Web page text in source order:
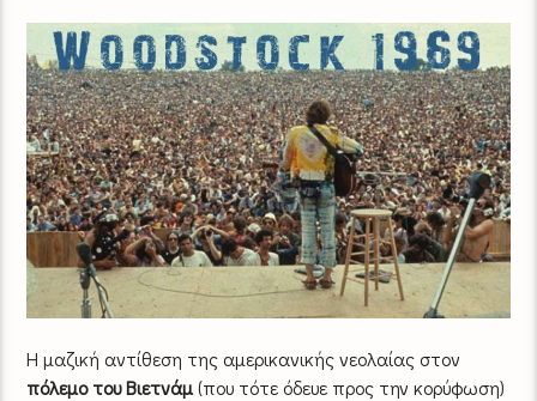
Η μαζική αντίθεση της αμερικανικής νεολαίας στον
πόλεμο του Βιετνάμ(που τότε όδευε προς την κορύφωση)